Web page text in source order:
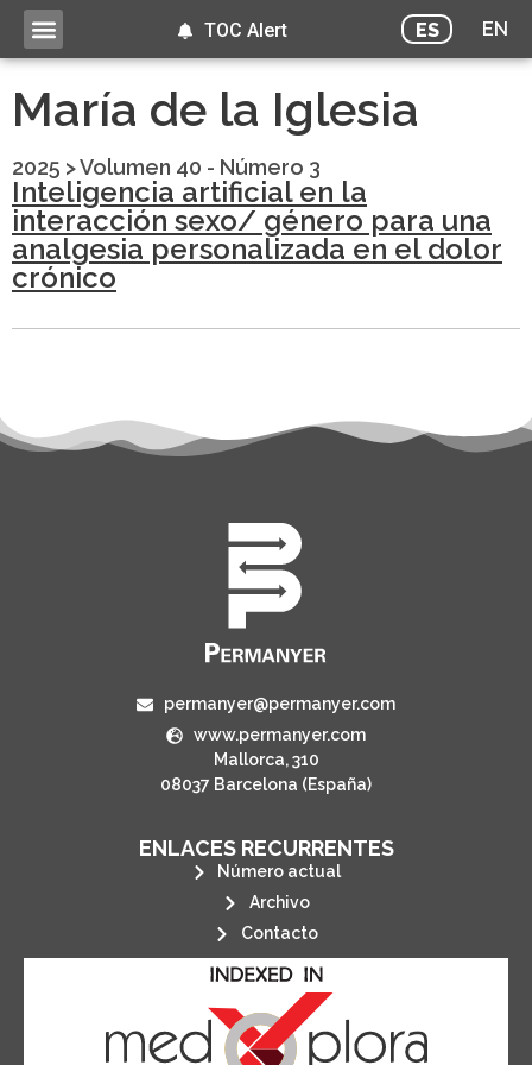
ES EN
TOC Alert
María de la Iglesia
2025 >Volumen 40 - Número 3
Inteligencia artificial en la
interacción sexo/ género para una
analgesia personalizada en el dolor
crónico
permanyer@permanyer.com
www.permanyer.com
Mallorca, 310
08037 Barcelona (España)
ENLACES RECURRENTES
Número actual
Archivo
Contacto